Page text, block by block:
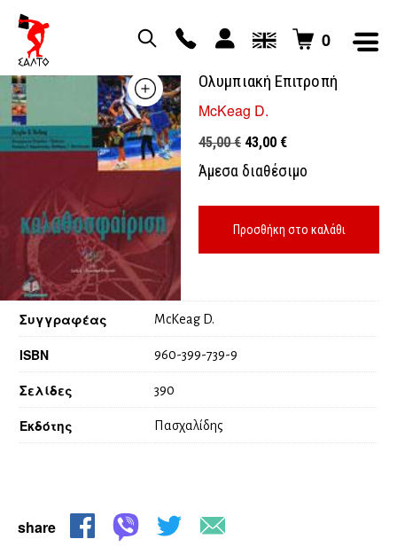
0
Ολυμπιακή Επιτροπή
McKeag D.
45,00€ Original
price
45,00 €.
43,00 €Η
τρέχουσα
τιμή
είναι:
43,00 €.
Άμεσα διαθέσιμο
Προσθήκη στο καλάθι
Συγγραφέας McKeag D.
ISBN 960-399-739-9
Σελίδες 390
Εκδότης Πασχαλίδης
share